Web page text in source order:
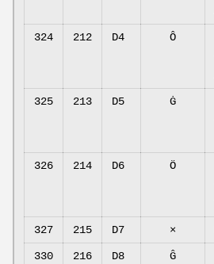
324 212 D4 Ô
325 213 D5 Ġ
326 214 D6 Ö
327 215 D7 ×
330 216 D8 Ĝ